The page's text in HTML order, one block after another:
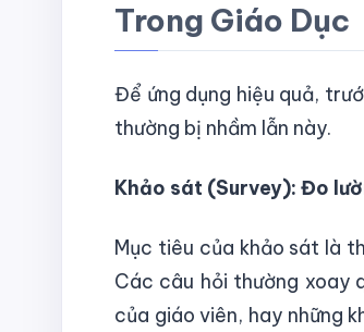
Trong Giáo Dục
Để ứng dụng hiệu quả,
thường bị nhầm lẫn này.
Khảo sát (Survey): Đo
Mục tiêu của khảo sát là
Các câu hỏi thường xoay
của giáo viên, hay những